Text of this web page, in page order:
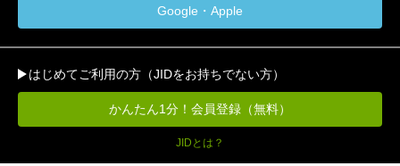
Google・Apple
はじめてご利用の方（JIDをお持ちでない方）
かんたん1分！会員登録（無料）
JIDとは？